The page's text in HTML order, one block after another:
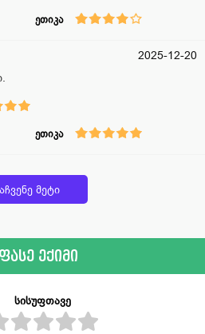
ეთიკა
2025-12-20
ეთიკა
მეტი
ექიმი
სისუფთავე